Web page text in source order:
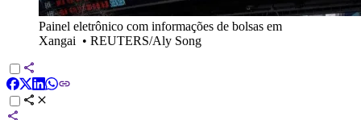
Painel eletrônico com informações de bolsas em
Xangai • REUTERS/Aly Song